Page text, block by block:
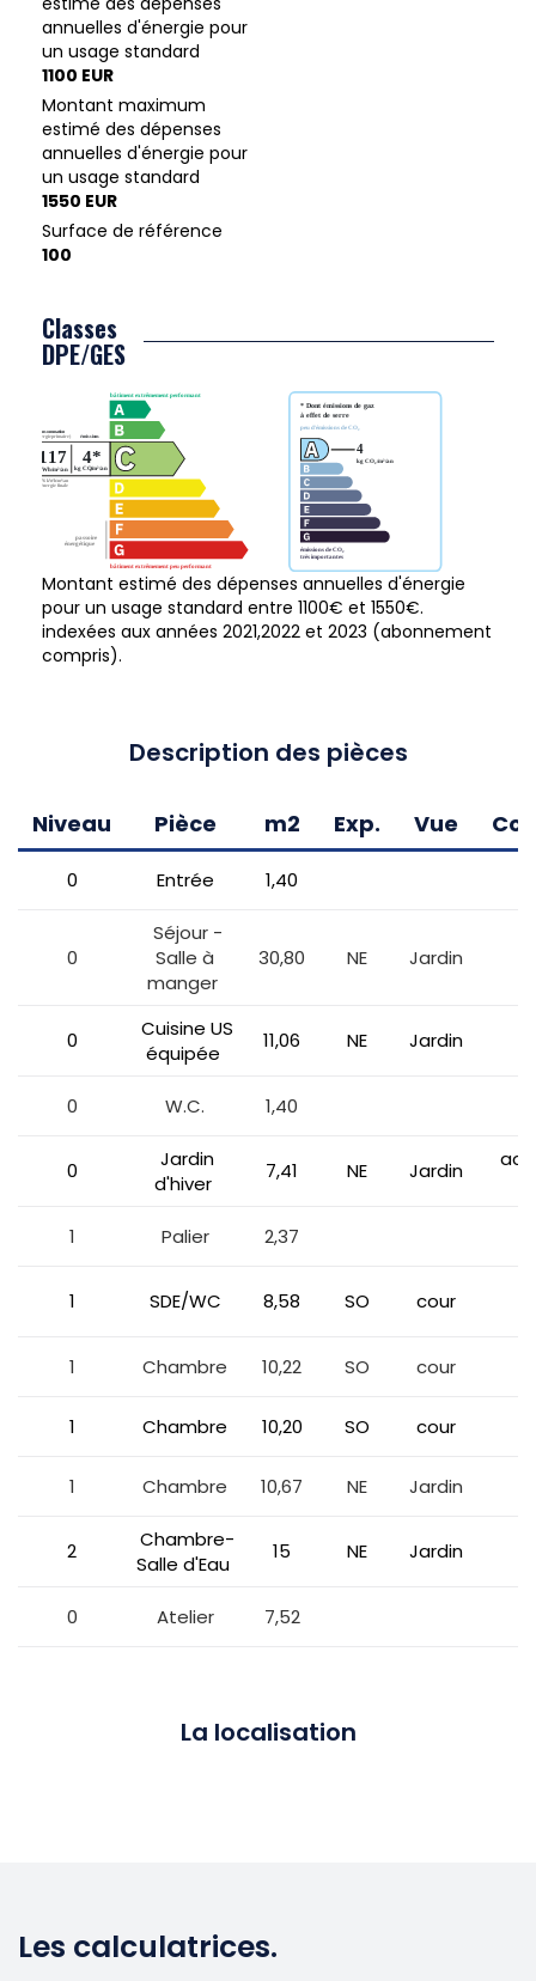
annuelles d'énergie pour
un usage standard
1100 EUR
Montant maximum
estimé des dépenses
annuelles d'énergie pour
un usage standard
1550 EUR
Surface de référence
100
Classes
DPE/GES
Montant estimé des dépenses annuelles d'énergie
pour un usage standard entre 1100€ et 1550€.
indexées aux années 2021,2022 et 2023 (abonnement
compris).
Description des pièces
Niveau Pièce m2 Exp. Vue
0 Entrée 1,40
0
Séjour -
Salle à
manger
30,80 NE Jardin
0
Cuisine US
équipée
11,06 NE Jardin
0 W.C. 1,40
0
Jardin
d'hiver
7,41 NE Jardin
1 Palier 2,37
1 SDE/WC 8,58 SO cour
1 Chambre 10,22 SO cour
1 Chambre 10,20 SO cour
1 Chambre 10,67 NE Jardin
2
Chambre-
Salle d'Eau
15 NE Jardin
0 Atelier 7,52
La localisation
Les calculatrices.